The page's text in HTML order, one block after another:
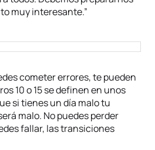
muy interesante.”
cometer errores, te pueden
10 o 15 se definen en unos
si tienes un día malo tu
malo. No puedes perder
fallar, las transiciones